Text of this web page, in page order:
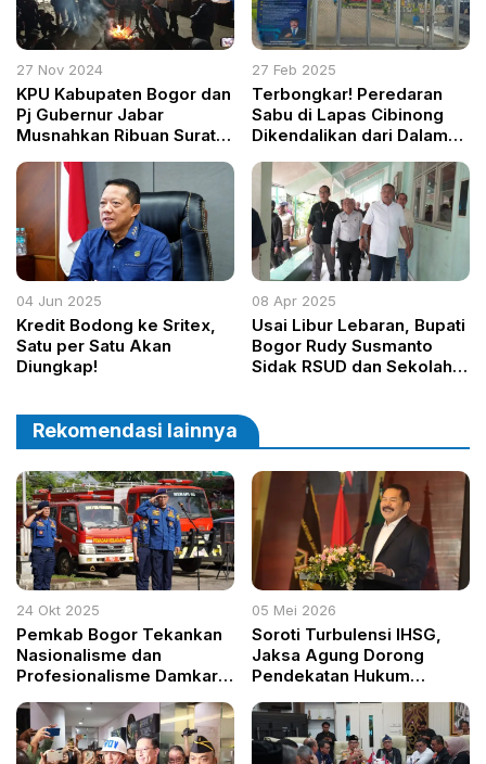
27 Nov 2024
KPU Kabupaten Bogor dan
Pj Gubernur Jabar
Musnahkan Ribuan Surat
Kelebihan Jelang Pilkada
Serentak 2024
27 Feb 2025
Terbongkar! Peredaran
Sabu di Lapas Cibinong
Dikendalikan dari Dalam
04 Jun 2025
Kredit Bodong ke Sritex,
Satu per Satu Akan
Diungkap!
08 Apr 2025
Usai Libur Lebaran, Bupati
Bogor Rudy Susmanto
Sidak RSUD dan Sekolah,
Berkualitas
Rekomendasi lainnya
24 Okt 2025
Pemkab Bogor Tekankan
Nasionalisme dan
Profesionalisme Damkar
05 Mei 2026
Soroti Turbulensi IHSG,
Jaksa Agung Dorong
Pendekatan Hukum
Damai